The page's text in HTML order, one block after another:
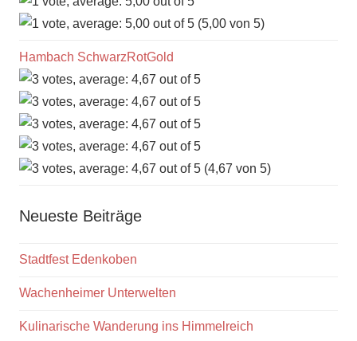
(5,00 von 5)
Hambach SchwarzRotGold
(4,67 von 5)
Neueste Beiträge
Stadtfest Edenkoben
Wachenheimer Unterwelten
Kulinarische Wanderung ins Himmelreich